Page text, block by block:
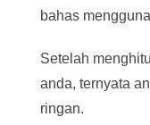
bahas
Setelah
anda, ternyata
ringan.